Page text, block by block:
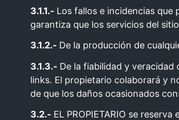
3.1.1.- Los fallos e incidencias que
garantiza que los servicios del
3.1.2.- De la producción de
3.1.3.- De la fiabilidad y
links. El propietario colaborará y
de que los daños ocasionados
3.2.- EL PROPIETARIO se